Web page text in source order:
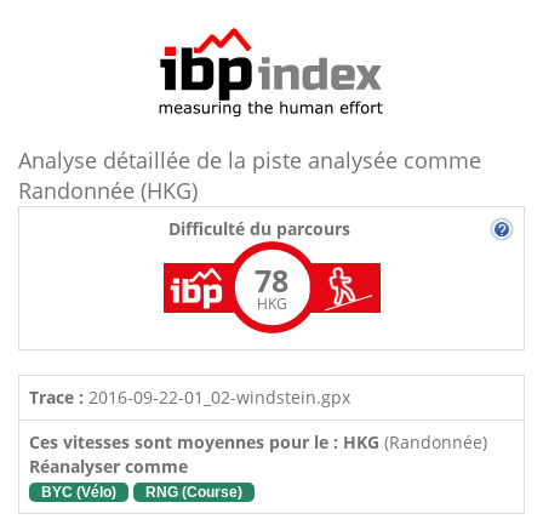
Analyse détaillée de la piste analysée comme
Randonnée (HKG)
Difficulté du parcours
78
HKG
Trace : 2016-09-22-01_02-windstein.gpx
Ces vitesses sont moyennes pour le : HKG (Randonnée)
Réanalyser comme
BYC (Vélo) RNG (Course)